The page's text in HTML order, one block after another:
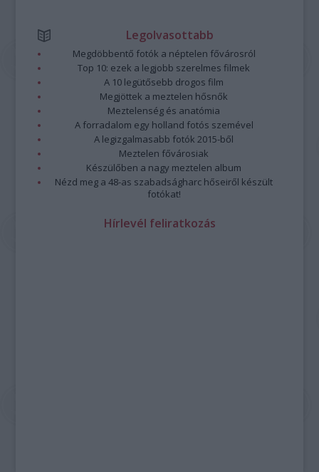
Legolvasottabb
Megdöbbentő fotók a néptelen fővárosról
Top 10: ezek a legjobb szerelmes filmek
A 10 legütősebb drogos film
Megjöttek a meztelen hősnők
Meztelenség és anatómia
A forradalom egy holland fotós szemével
A legizgalmasabb fotók 2015-ből
Meztelen fővárosiak
Készülőben a nagy meztelen album
Nézd meg a 48-as szabadságharc hőseiről készült
fotókat!
Hírlevél feliratkozás